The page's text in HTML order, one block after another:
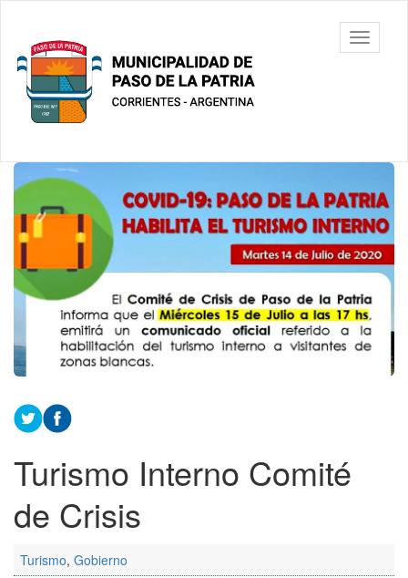
contenido
principal
Municipalidad
de Paso De
La Patria
barra
Contenido
principal
Turismo Interno Comité
de Crisis
Turismo, Gobierno